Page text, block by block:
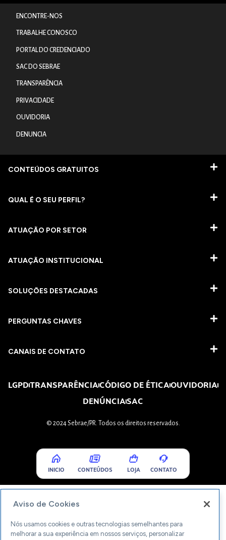
ENCONTRE-NOS
TRABALHE CONOSCO
PORTAL DO CREDENCIADO
SAC DO SEBRAE
TRANSPARÊNCIA
PRIVACIDADE
OUVIDORIA
DENUNCIA
CONTEÚDOS GRATUITOS
QUAL É O SEU PERFIL?
ATUAÇÃO POR SETOR
ATUAÇÃO INSTITUCIONAL
SOLUÇÕES DESTACADAS
PERGUNTAS CHAVES​
CANAIS DE CONTATO
LGPDTRANSPARÊNCIACÓDIGO DE ÉTICAOUVIDORIA
DENÚNCIASAC
© 2024 Sebrae/PR. Todos os direitos reservados.
INICIO CONTEÚDOS LOJA CONTATO
Aviso de Cookies
Nós usamos cookies e outras tecnologias semelhantes para
melhorar a sua experiência em nossos serviços, personalizar